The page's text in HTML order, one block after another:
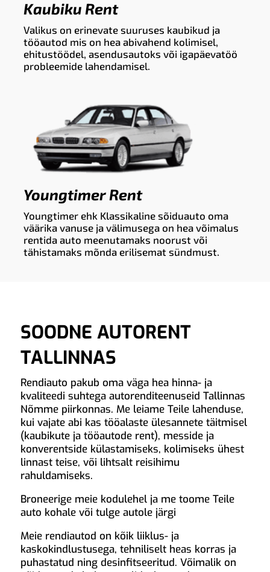
Kaubiku Rent
Valikus on erinevate suuruses kaubikud ja
tööautod mis on hea abivahend kolimisel,
ehitustöödel, asendusautoks või igapäevatöö
probleemide lahendamisel.
Youngtimer Rent
Youngtimer ehk Klassikaline sõiduauto oma
väärika vanuse ja välimusega on hea võimalus
rentida auto meenutamaks noorust või
tähistamaks mõnda erilisemat sündmust.
SOODNE AUTORENT
TALLINNAS
Rendiauto pakub oma väga hea hinna- ja
kvaliteedi suhtega autorenditeenuseid Tallinnas
Nõmme piirkonnas. Me leiame Teile lahenduse,
kui vajate abi kas tööalaste ülesannete täitmisel
(kaubikute ja tööautode rent), messide ja
konverentside külastamiseks, kolimiseks ühest
linnast teise, või lihtsalt reisihimu
rahuldamiseks.
Broneerige meie kodulehel ja me toome Teile
auto kohale või tulge autole järgi
Meie rendiautod on kõik liiklus- ja
kaskokindlustusega, tehniliselt heas korras ja
puhastatud ning desinfitseeritud. Võimalik on